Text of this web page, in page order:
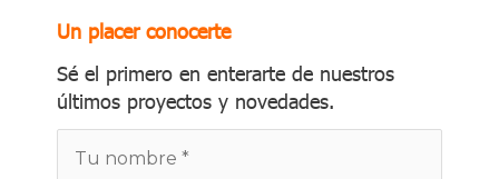
Un placer conocerte
Sé el primero en enterarte de nuestros
últimos proyectos y novedades.